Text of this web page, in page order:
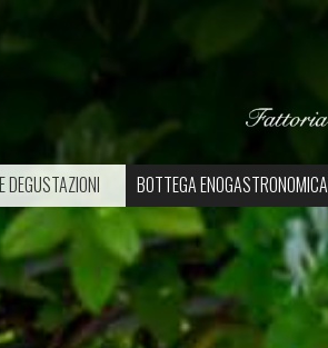
DEGUSTAZIONI BOTTEGA ENOGASTRONOMICA